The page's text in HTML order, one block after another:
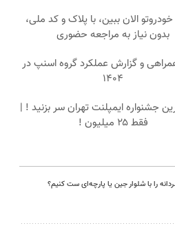
الان ببین، با پلاک و کد ملی،
بدون نیاز به مراجعه حضوری
و گزارش عملکرد گروه اسنپ در
۱۴۰۴
جشنواره ایمپلنت تهران سر بزنید ! |
فقط ۲۵ میلیون !
را با شلوار جین یا پارچه‌ای ست کنیم؟